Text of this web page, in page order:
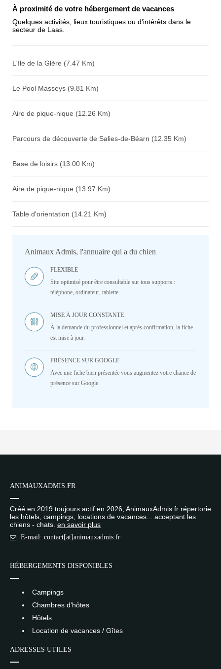
Antispam - Combien font 7x4 (en
chiffres) :
À proximité de votre hébergement de vacances
Quelques activités, lieux touristiques ou d'intérêts dans le
secteur de Laas.
L'Ile de la Glère (7.47 Km)
Le Pool Masseys (9.81 Km)
Aire de pique-nique (12.26 Km)
Parcours de découverte de Salies-de-Béarn (12.35 Km)
Base de loisirs (13.00 Km)
Aire de pique-nique (13.97 Km)
Table d'orientation (14.21 Km)
Animaux Admis, l'annuaire qui a du chien
FLEXIBLE
Site optimisé pour être consultable sur tous supports :
téléphone, ordinateur, tablette.
MISE À JOUR CONSTANTE
À la demande du professionnel et après confirmation, la fiche
est mise à jour.
PRÉSENCE SUR GOOGLE
Avec une fiche bien présentée vous augmentez votre chance de
présence sur Google.
ANIMAUXADMIS.FR
Créé en 2019 toujours actif en 2026, AnimauxAdmis.fr répertorie
les hôtels, campings, locations de vacances... acceptant les
chiens - chats. en savoir plus
E-mail: contact[at]animauxadmis.fr
HÉBERGEMENTS DISPONIBLES
Campings
Chambres d'hôtes
Hôtels
Location de vacances / Gîtes
ADRESSES UTILES